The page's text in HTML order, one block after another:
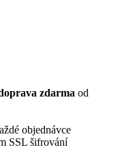
zdarma od
objednávce
SSL šifrování